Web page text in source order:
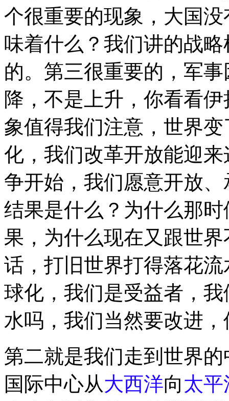
个很重要的现象，大国
味着什么？我们讲的战
的。第三很重要的，军
降，不是上升，你看看
象值得我们注意，世界
化，我们改革开放能迎
争开始，我们愿意开放
结果是什么？为什么那
果，为什么现在又跟世
话，打旧世界打得落花
球化，我们是受益者，
水吗，我们当然要改进
第二就是我们走到世界
国际中心从大西洋向太平